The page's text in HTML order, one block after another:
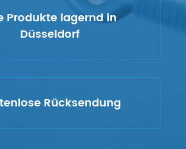
Produkte lagernd in
Düsseldorf
Rücksendung